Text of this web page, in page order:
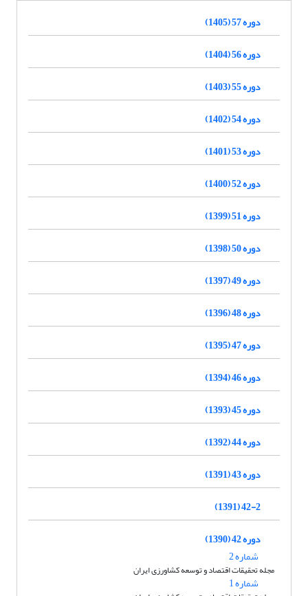
دوره 57 (1405)
دوره 56 (1404)
دوره 55 (1403)
دوره 54 (1402)
دوره 53 (1401)
دوره 52 (1400)
دوره 51 (1399)
دوره 50 (1398)
دوره 49 (1397)
دوره 48 (1396)
دوره 47 (1395)
دوره 46 (1394)
دوره 45 (1393)
دوره 44 (1392)
دوره 43 (1391)
42-2 (1391)
دوره 42 (1390)
شماره 2
مجله تحقیقات اقتصاد و توسعه کشاورزی ایران
شماره 1